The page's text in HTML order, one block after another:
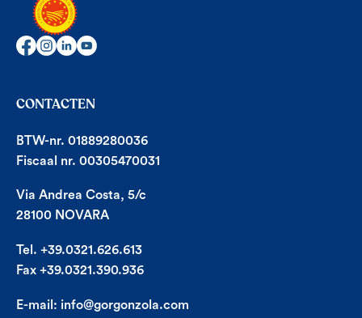
CONTACTEN
BTW-nr. 01889280036
Fiscaal nr. 00305470031
Via Andrea Costa, 5/c
28100 NOVARA
Tel. +39.0321.626.613
Fax +39.0321.390.936
E-mail: info@gorgonzola.com